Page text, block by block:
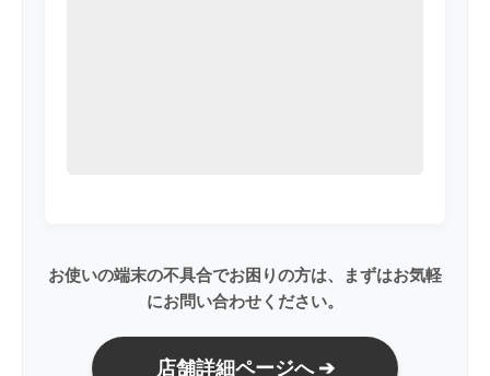
お使いの端末の不具合でお困りの方は、まずはお気軽
にお問い合わせください。
店舗詳細ページへ ➔